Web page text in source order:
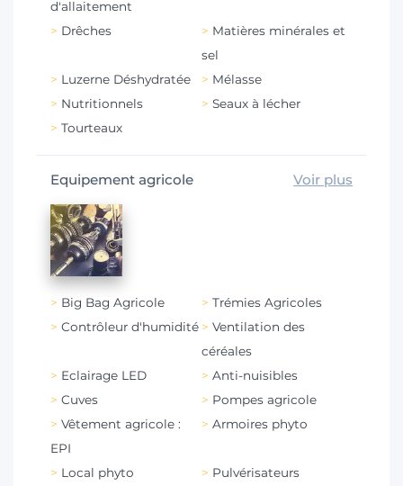
d'allaitement
Drêches
Matières minérales et
sel
Luzerne Déshydratée
Mélasse
Nutritionnels
Seaux à lécher
Tourteaux
Equipement agricole Voir plus
Big Bag Agricole
Trémies Agricoles
Contrôleur d'humidité
Ventilation des
céréales
Eclairage LED
Anti-nuisibles
Cuves
Pompes agricole
Vêtement agricole :
EPI
Armoires phyto
Local phyto
Pulvérisateurs